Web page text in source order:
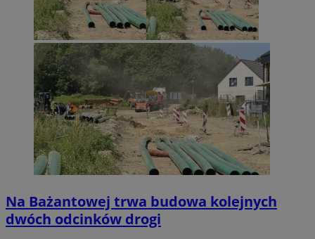
Na Bażantowej trwa budowa kolejnych
dwóch odcinków drogi